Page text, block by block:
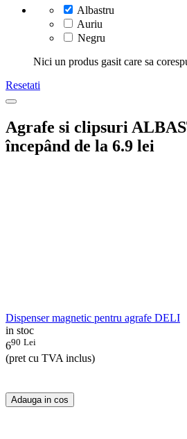
Albastru
Auriu
Negru
Nici un produs gasit care sa
Resetati
Agrafe si clipsuri
începând de la 6.9 lei
Dispenser magnetic pentru agrafe DELI
in stoc
690 Lei
(pret cu TVA inclus)
Adauga in cos